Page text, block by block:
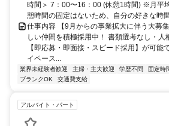
時間＞ 7：00〜16：00 (休憩1時間) ※月平
憩時間の固定はないため、自分の好きな時
仕事内容 【9月からの事業拡大に伴う大募
しい仲間を積極採用中！ 書類選考なし・人
【即応募・即面接・スピード採用】が可能
イペース...
業界未経験者歓迎 主婦・主夫歓迎 学歴不問 固定時
ブランクOK
交通費支給
アルバイト・パート